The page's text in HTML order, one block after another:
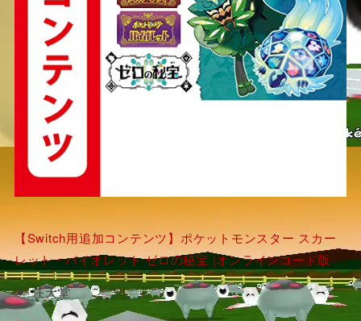
【Switch用追加コンテンツ】ポケットモンスター スカー
レット・バイオレット ゼロの秘宝 |オンラインコード版
任天堂